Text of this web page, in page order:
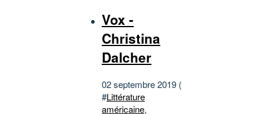
Vox -
Christina
Dalcher
02 septembre 2019 (
#Littérature
américaine,